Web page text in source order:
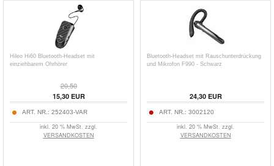
Hileo Hi60 Bluetooth-Headset mit
einziehbarem Ohrhörer
20,50
15,30EUR
ART. NR.: 252403-VAR
inkl. 20 % MwSt. zzgl.
VERSANDKOSTEN
Bluetooth-Headset mit Rauschunterdrückung
und Mikrofon F990 - Schwarz
24,30EUR
ART. NR.: 3002120
inkl. 20 % MwSt. zzgl.
VERSANDKOSTEN